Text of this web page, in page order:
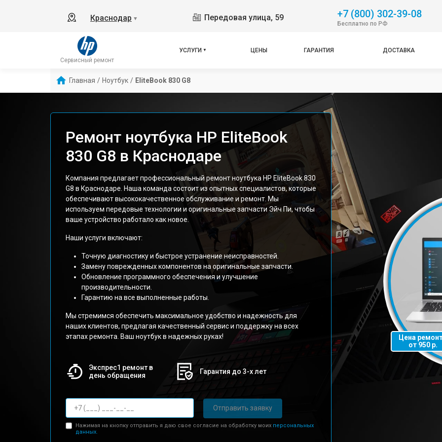
Краснодар ▼ Передовая улица, 59 +7 (800) 302-39-08
Бесплатно по РФ
Сервисный ремонт
УСЛУГИ ЦЕНЫ ГАРАНТИЯ ДОСТАВКА
Главная / Ноутбук / EliteBook 830 G8
Ремонт ноутбука HP EliteBook
830 G8 в Краснодаре
Компания предлагает профессиональный ремонт ноутбука HP EliteBook 830
G8 в Краснодаре. Наша команда состоит из опытных специалистов, которые
обеспечивают высококачественное обслуживание и ремонт. Мы
используем передовые технологии и оригинальные запчасти Эйч Пи, чтобы
ваше устройство работало как новое.
Наши услуги включают:
Точную диагностику и быстрое устранение неисправностей.
Замену поврежденных компонентов на оригинальные запчасти.
Обновление программного обеспечения и улучшение
производительности.
Гарантию на все выполненные работы.
Мы стремимся обеспечить максимальное удобство и надежность для
наших клиентов, предлагая качественный сервис и поддержку на всех
этапах ремонта. Ваш ноутбук в надежных руках!
Экспрес1 ремонт в
день обращения
Гарантия до 3-х лет
Отправить заявку
Нажимая на кнопку отправить я даю свое согласие на обработку моих персональных
данных.
Цена
от 950 р.